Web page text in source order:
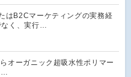
はB2Cマーケティングの実務経
く、実行…
オーガニック超吸水性ポリマー